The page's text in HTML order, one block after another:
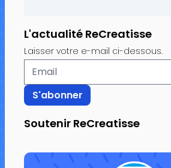
L'actualité ReCreatisse
Laisser votre e-mail ci-dessous.
Soutenir ReCreatisse